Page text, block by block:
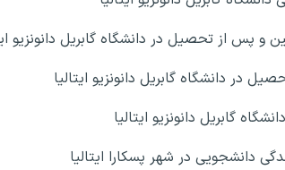
و پس از تحصیل در دانشگاه گابریل دانونزیو
گابریل دانونزیو ایتالیا
دانشجویی در شهر پسکارا ایتالیا